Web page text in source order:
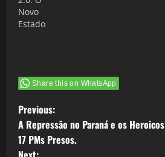
Novo
Estado
Share this on WhatsApp
P
o
Previous:
A Repressão no Paraná e os Heroicos
17 PMs Presos.